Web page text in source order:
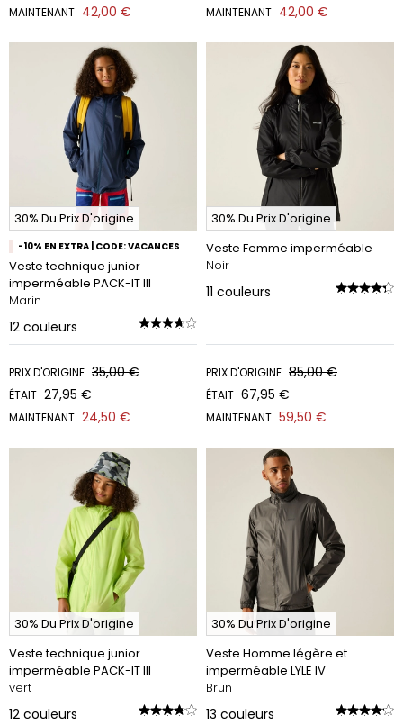
MAINTENANT 42,00 € MAINTENANT 42,00 €
30% Du Prix D'origine
-10% EN EXTRA | CODE: VACANCES
Veste technique junior
imperméable PACK-IT III
Marin
12 couleurs
PRIX D'ORIGINE 35,00 €
ÉTAIT 27,95 €
MAINTENANT 24,50 €
30% Du Prix D'origine
Veste Femme imperméable
Noir
11 couleurs
PRIX D'ORIGINE 85,00 €
ÉTAIT 67,95 €
MAINTENANT 59,50 €
30% Du Prix D'origine
Veste technique junior
imperméable PACK-IT III
vert
12 couleurs
30% Du Prix D'origine
Veste Homme légère et
imperméable LYLE IV
Brun
13 couleurs